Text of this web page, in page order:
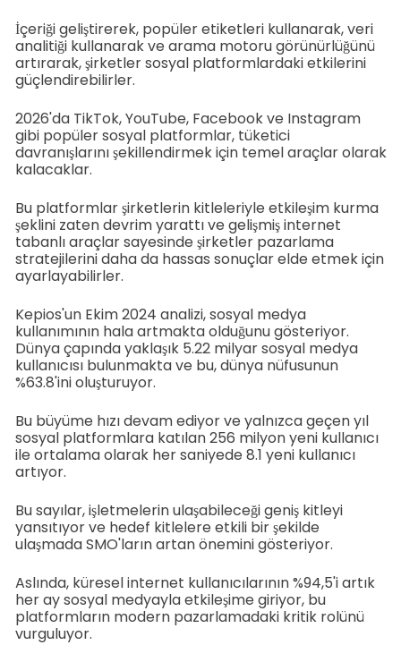
İçeriği geliştirerek, popüler etiketleri kullanarak, veri
analitiği kullanarak ve arama motoru görünürlüğünü
artırarak, şirketler sosyal platformlardaki etkilerini
güçlendirebilirler.
2026'da TikTok, YouTube, Facebook ve Instagram
gibi popüler sosyal platformlar, tüketici
davranışlarını şekillendirmek için temel araçlar olarak
kalacaklar.
Bu platformlar şirketlerin kitleleriyle etkileşim kurma
şeklini zaten devrim yarattı ve gelişmiş internet
tabanlı araçlar sayesinde şirketler pazarlama
stratejilerini daha da hassas sonuçlar elde etmek için
ayarlayabilirler.
Kepios'un Ekim 2024 analizi, sosyal medya
kullanımının hala artmakta olduğunu gösteriyor.
Dünya çapında yaklaşık 5.22 milyar sosyal medya
kullanıcısı bulunmakta ve bu, dünya nüfusunun
%63.8'ini oluşturuyor.
Bu büyüme hızı devam ediyor ve yalnızca geçen yıl
sosyal platformlara katılan 256 milyon yeni kullanıcı
ile ortalama olarak her saniyede 8.1 yeni kullanıcı
artıyor.
Bu sayılar, işletmelerin ulaşabileceği geniş kitleyi
yansıtıyor ve hedef kitlelere etkili bir şekilde
ulaşmada SMO'ların artan önemini gösteriyor.
Aslında, küresel internet kullanıcılarının %94,5'i artık
her ay sosyal medyayla etkileşime giriyor, bu
platformların modern pazarlamadaki kritik rolünü
vurguluyor.